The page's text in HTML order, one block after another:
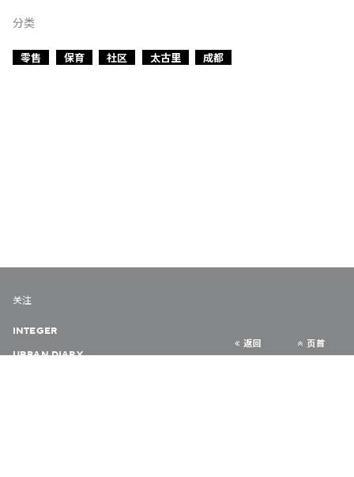
分类
零售 保育 社区 太古里 成都
返回 页首
关注
INTEGER
URBAN DIARY